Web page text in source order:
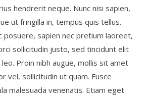
hendrerit neque. Nunc nisi sapien,
ut fringilla in, tempus quis tellus.
posuere, sapien nec pretium laoreet,
sollicitudin justo, sed tincidunt elit
Proin nibh augue, mollis sit amet
vel, sollicitudin ut quam. Fusce
malesuada venenatis. Etiam eget